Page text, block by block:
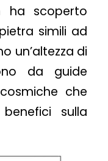
ha scoperto
simili ad
un’altezza di
da guide
che
sulla